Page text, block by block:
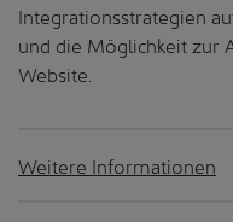
Integrationsstrategien
und die Möglichkeit zur
Website.
Weitere Informationen